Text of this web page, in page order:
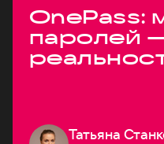
OnePass:
паролей
Татьяна